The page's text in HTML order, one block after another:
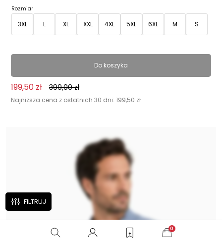
FILTRUJ
Rozmiar
3XL L XL XXL 4XL 5XL 6XL M S
Do koszyka
199,50 zł 399,00zł
Najniższa cena z ostatnich 30 dni: 199,50 zł
0